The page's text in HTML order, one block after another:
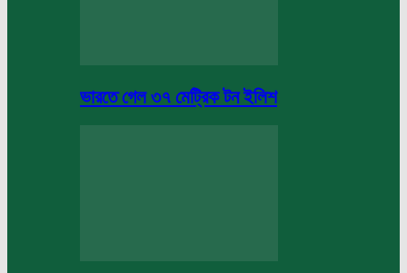
ভারতে গেল ৩৭ মেট্রিক টন ইলিশ